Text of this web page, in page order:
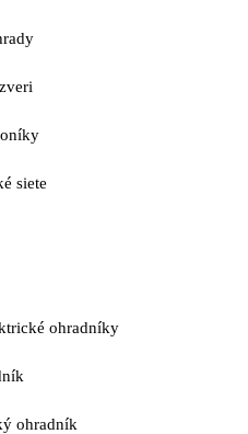
siete
ohradníky
ohradník